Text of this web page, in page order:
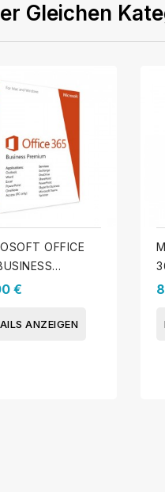
Gleichen
OFFICE
€
ANZEIGEN